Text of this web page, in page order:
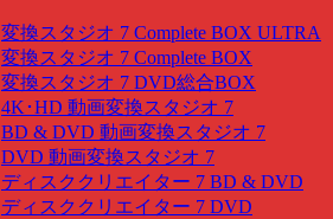
変換スタジオ 7 Complete BOX ULTRA
変換スタジオ 7 Complete BOX
変換スタジオ 7 DVD総合BOX
4K･HD 動画変換スタジオ 7
BD & DVD 動画変換スタジオ 7
DVD 動画変換スタジオ 7
ディスククリエイター 7 BD & DVD
ディスククリエイター 7 DVD